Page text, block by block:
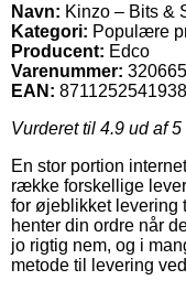
Navn: Kinzo – Bits &
Kategori: Populære
Producent: Edco
Varenummer:
EAN: 8711252541938
Vurderet til 4.9 ud af 5
En stor portion
række forskellige
for øjeblikket levering
henter din ordre når
jo rigtig nem, og i
metode til levering